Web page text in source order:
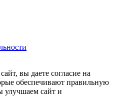
вы даете согласие на
обеспечивают правильную
улучшаем сайт и